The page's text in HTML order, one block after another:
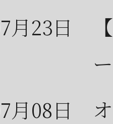
月23日
月08日